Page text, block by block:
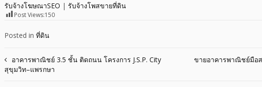
รับจ้างโฆษณาSEO | รับจ้างโพสขายที่ดิน
Post Views:150
Posted in ที่ดิน
Post
navigation
อาคารพาณิชย์ 3.5 ชั้น ติดถนน โครงการ J.S.P. City
สุขุมวิท–แพรกษา
ขายอาคารพาณิชย์มือส